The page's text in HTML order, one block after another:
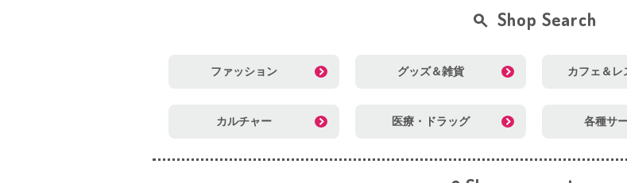
Shop Search
ファッション グッズ＆雑貨 カフェ＆レ
カルチャー 医療・ドラッグ 各種サ